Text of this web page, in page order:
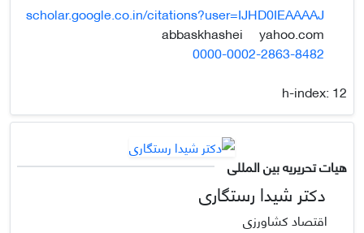
scholar.google.co.in/citations?user=IJHD0IEAAAAJ
yahoo.com
0000-0002-2863-8482
h-index:12
هیات تحریریه بین المللی
دکتر شیدا رستگاری
اقتصاد کشاورزی